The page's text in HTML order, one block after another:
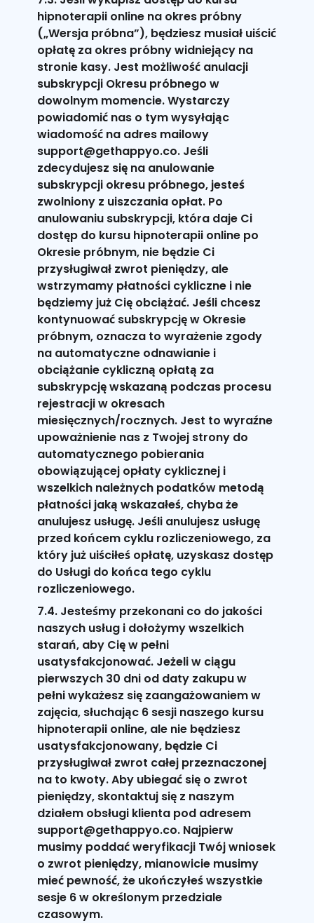
hipnoterapii online na okres próbny
(„Wersja próbna”), będziesz musiał uiścić
opłatę za okres próbny widniejący na
stronie kasy. Jest możliwość anulacji
subskrypcji Okresu próbnego w
dowolnym momencie. Wystarczy
powiadomić nas o tym wysyłając
wiadomość na adres mailowy
support@gethappyo.co. Jeśli
zdecydujesz się na anulowanie
subskrypcji okresu próbnego, jesteś
zwolniony z uiszczania opłat. Po
anulowaniu subskrypcji, która daje Ci
dostęp do kursu hipnoterapii online po
Okresie próbnym, nie będzie Ci
przysługiwał zwrot pieniędzy, ale
wstrzymamy płatności cykliczne i nie
będziemy już Cię obciążać. Jeśli chcesz
kontynuować subskrypcję w Okresie
próbnym, oznacza to wyrażenie zgody
na automatyczne odnawianie i
obciążanie cykliczną opłatą za
subskrypcję wskazaną podczas procesu
rejestracji w okresach
miesięcznych/rocznych. Jest to wyraźne
upoważnienie nas z Twojej strony do
automatycznego pobierania
obowiązującej opłaty cyklicznej i
wszelkich należnych podatków metodą
płatności jaką wskazałeś, chyba że
anulujesz usługę. Jeśli anulujesz usługę
przed końcem cyklu rozliczeniowego, za
który już uiściłeś opłatę, uzyskasz dostęp
do Usługi do końca tego cyklu
rozliczeniowego.
7.4. Jesteśmy przekonani co do jakości
naszych usług i dołożymy wszelkich
starań, aby Cię w pełni
usatysfakcjonować. Jeżeli w ciągu
pierwszych 30 dni od daty zakupu w
pełni wykażesz się zaangażowaniem w
zajęcia, słuchając 6 sesji naszego kursu
hipnoterapii online, ale nie będziesz
usatysfakcjonowany, będzie Ci
przysługiwał zwrot całej przeznaczonej
na to kwoty. Aby ubiegać się o zwrot
pieniędzy, skontaktuj się z naszym
działem obsługi klienta pod adresem
support@gethappyo.co. Najpierw
musimy poddać weryfikacji Twój wniosek
o zwrot pieniędzy, mianowicie musimy
mieć pewność, że ukończyłeś wszystkie
sesje 6 w określonym przedziale
czasowym.